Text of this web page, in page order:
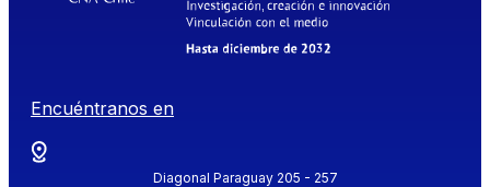
Encuéntranos en
Diagonal Paraguay 205 - 257